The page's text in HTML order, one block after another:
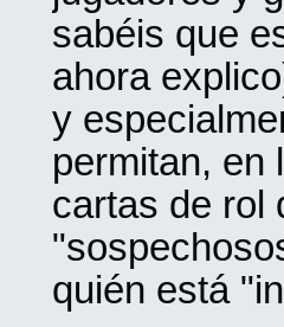
sabéis que
ahora
y
permitan, en
cartas de rol
quién está